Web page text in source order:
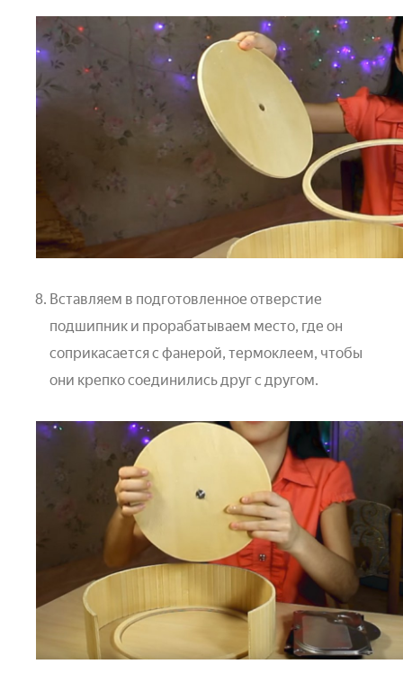
Вставляем в подготовленное отверстие
подшипник и прорабатываем место, где он
соприкасается с фанерой, термоклеем, чтобы
они крепко соединились друг с другом.